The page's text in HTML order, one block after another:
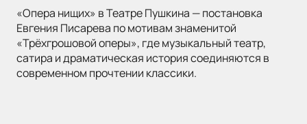
«Опера нищих» в Театре Пушкина — постановка
Евгения Писарева по мотивам знаменитой
«Трёхгрошовой оперы», где музыкальный театр,
сатира и драматическая история соединяются в
современном прочтении классики.